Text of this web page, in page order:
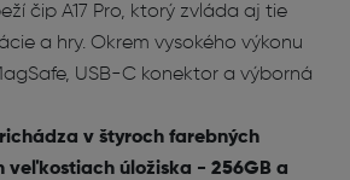
čip A17 Pro, ktorý zvláda aj tie
a hry. Okrem vysokého výkonu
USB-C konektor a výborná
v štyroch farebných
úložiska - 256GB a